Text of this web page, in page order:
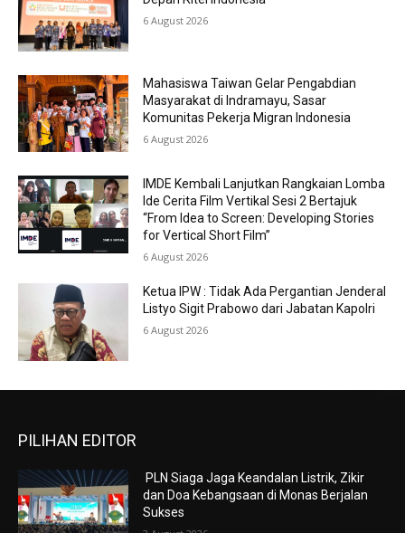
6 August 2026
Mahasiswa Taiwan Gelar Pengabdian
Masyarakat di Indramayu, Sasar
Komunitas Pekerja Migran Indonesia
6 August 2026
IMDE Kembali Lanjutkan Rangkaian Lomba
Ide Cerita Film Vertikal Sesi 2 Bertajuk
“From Idea to Screen: Developing Stories
for Vertical Short Film”
6 August 2026
Ketua IPW : Tidak Ada Pergantian Jenderal
Listyo Sigit Prabowo dari Jabatan Kapolri
6 August 2026
PILIHAN EDITOR
PLN Siaga Jaga Keandalan Listrik, Zikir
dan Doa Kebangsaan di Monas Berjalan
Sukses